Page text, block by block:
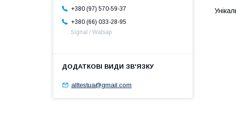
+380 (97) 570-59-37
+380 (66) 033-28-95
Signal / Watsap
alltestua@gmail.com